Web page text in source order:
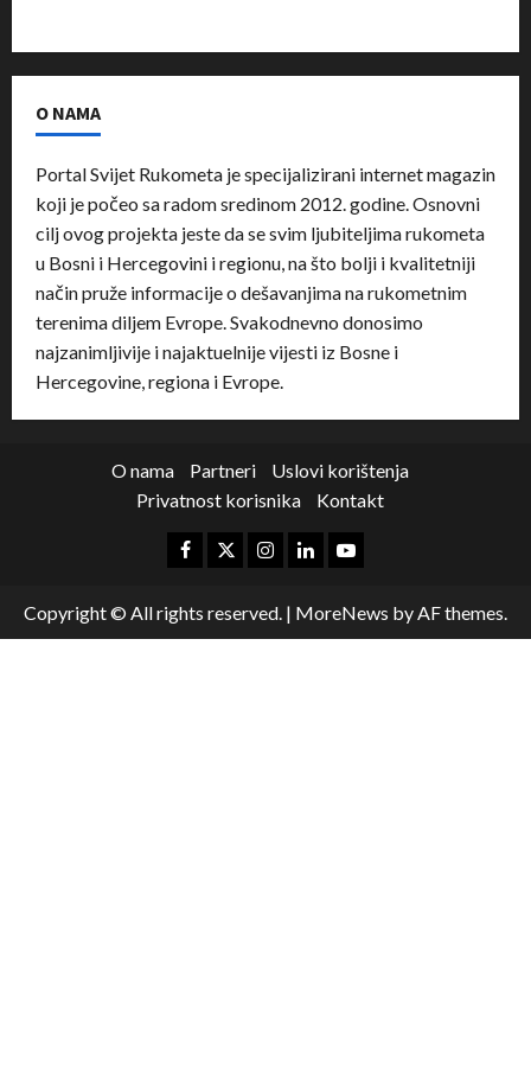
O NAMA
Portal Svijet Rukometa je specijalizirani internet magazin
koji je počeo sa radom sredinom 2012. godine. Osnovni
cilj ovog projekta jeste da se svim ljubiteljima rukometa
u Bosni i Hercegovini i regionu, na što bolji i kvalitetniji
način pruže informacije o dešavanjima na rukometnim
terenima diljem Evrope. Svakodnevno donosimo
najzanimljivije i najaktuelnije vijesti iz Bosne i
Hercegovine, regiona i Evrope.
O nama Partneri
Uslovi korištenja
Privatnost korisnika
Kontakt
Copyright © All rights reserved. | MoreNews by AF themes.